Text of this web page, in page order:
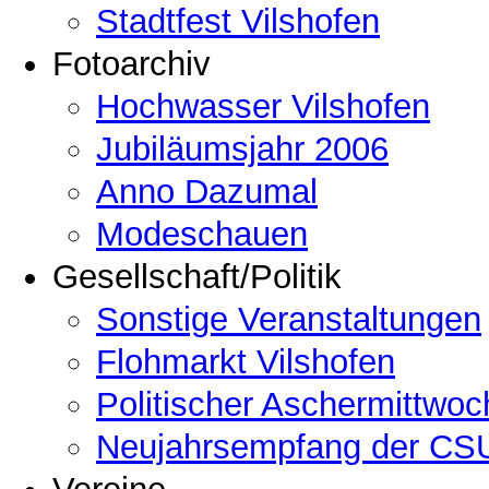
Stadtfest Vilshofen
Fotoarchiv
Hochwasser Vilshofen
Jubiläumsjahr 2006
Anno Dazumal
Modeschauen
Gesellschaft/Politik
Sonstige Veranstaltungen
Flohmarkt Vilshofen
Politischer
Neujahrsempfang der